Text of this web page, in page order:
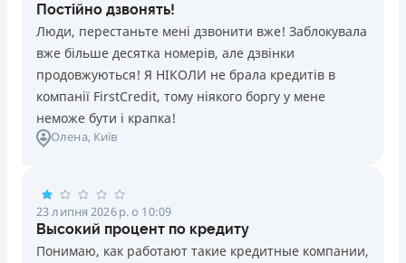
Постійно дзвонять!
Люди, перестаньте мені дзвонити вже! Заблокувала
вже більше десятка номерів, але дзвінки
продовжуються! Я НІКОЛИ не брала кредитів в
компанії FirstCredit, тому ніякого боргу у мене
неможе бути і крапка!
Олена, Київ
23 липня 2026 р. о 10:09
Высокий процент по кредиту
Понимаю, как работают такие кредитные компании,